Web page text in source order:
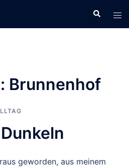
Suche
Brunnenhof
geworden, aus meinem